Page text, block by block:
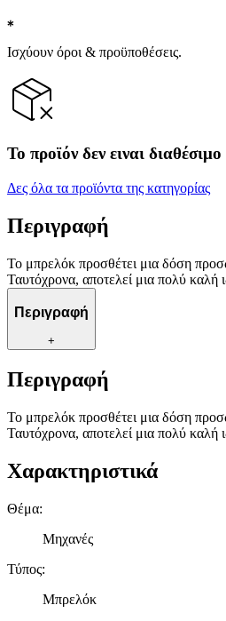
Ισχύουν όροι & προϋποθέσεις.
Το προϊόν δεν ειναι διαθέσιμο
Δες όλα τα προϊόντα της κατηγορίας
Περιγραφή
Το μπρελόκ προσθέτει μια δόση
Ταυτόχρονα, αποτελεί μια πολύ καλή
Περιγραφή
+
Περιγραφή
Το μπρελόκ προσθέτει μια δόση
Ταυτόχρονα, αποτελεί μια πολύ καλή
Χαρακτηριστικά
Θέμα:
Μηχανές
Τύπος:
Μπρελόκ